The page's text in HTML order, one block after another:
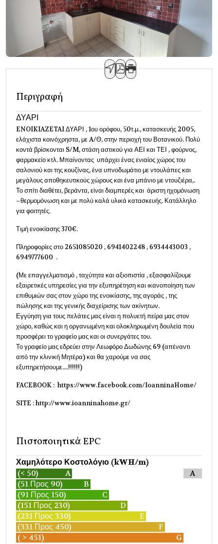
Περιγραφή
ΔΥΑΡΙ
ENOIKIAZETAI ΔΥΑΡΙ , 1ου ορόφου, 50τ.μ., κατασκευής 2005,
ελάχιστα κοινόχρηστα, με A/Θ, στην περιοχή του Βοτανικού. Πολύ
κοντά βρίσκονται S/M, στάση αστικού για ΑΕΙ και ΤΕΙ , φούρνος,
φαρμακείο κτλ. Μπαίνοντας υπάρχει ένας ενιαίος χώρος του
σαλονιού και της κουζίνας, ένα υπνοδωμάτιο με ντουλάπες και
μεγάλους αποθηκευτικούς χώρους και ένα μπάνιο με ντουζιέρα,.
Το σπίτι διαθέτει, βεράντα, είναι διαμπερές και άριστη ηχομόνωση
–θερμομόνωση και με πολύ καλά υλικά κατασκευής. Κατάλληλο
για φοιτητές.
Τιμή ενοικίασης 370€.
Πληροφορίες στο 2651085020 , 6941402248 , 6934443003 ,
6949777600 .
(Με επαγγελματισμό , ταχύτητα και αξιοπιστία , εξασφαλίζουμε
εξαιρετικές υπηρεσίες για την εξυπηρέτηση και ικανοποίηση των
επιθυμιών σας στον χώρο της ενοικίασης, της αγοράς , της
πώλησης και της γενικής διαχείρισης των ακίνητων.
Εγγύηση για τους πελάτες μας είναι η πολυετή πείρα μας στον
χώρο, καθώς και η οργανωμένη και ολοκληρωμένη δουλεία που
προσφέρει το γραφείο μας και οι συνεργάτες του.
Το γραφείο μας εδρεύει στην Λεωφόρο Δωδώνης 69 (απέναντι
από την κλινική Μητέρα) και θα χαρούμε να σας
εξυπηρετήσουμε....!!!!!!)
FACEBOOK : https://www.facebook.com/IoanninaHome/
SITE : http://www.ioanninahome.gr/
Πιστοποιητικά EPC
Χαμηλότερο Κοστολόγιο (kWH/m)
(< 50)
A
(51 Προς 90)
B
(91 Προς 150)
C
(151 Προς 230)
D
(231 Προς 330)
E
(331 Προς 450)
F
( > 451)
G
A